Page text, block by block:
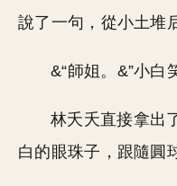
說了一句，從小土堆
&“師姐。&”小白
林夭夭直接拿出
白的眼珠子，跟隨圓